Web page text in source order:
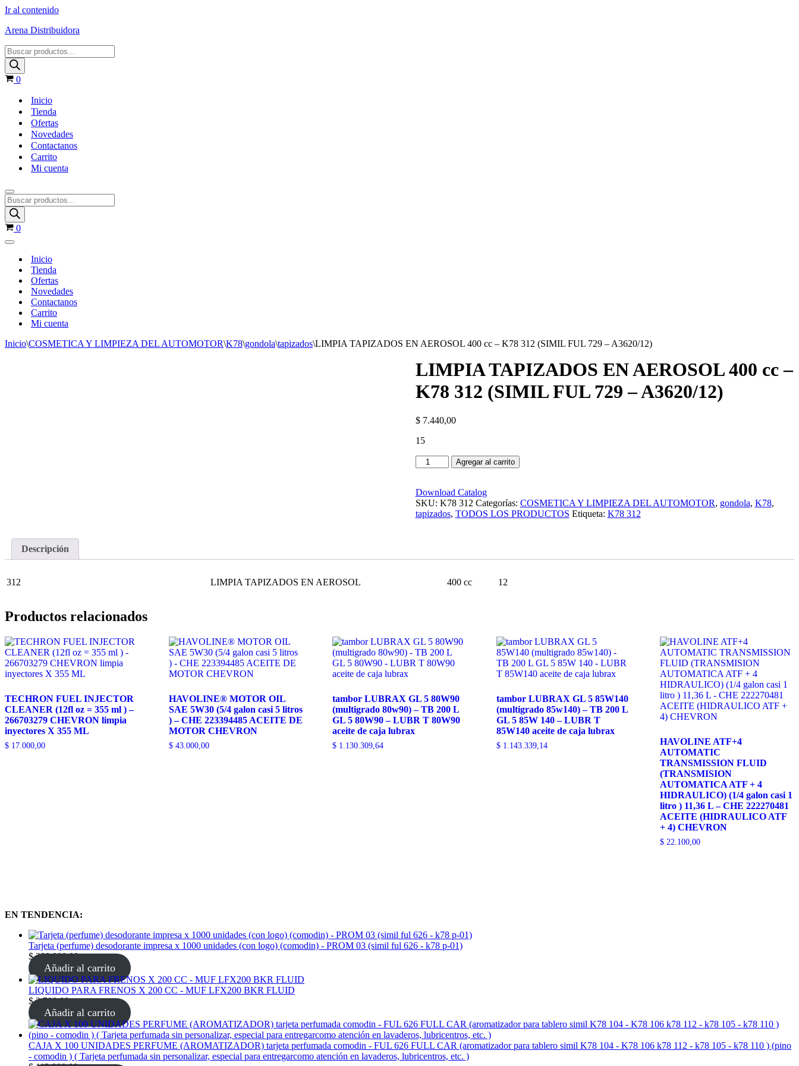
Ir al contenido
Arena Distribuidora
0
Inicio
Tienda
Ofertas
Novedades
Contactanos
Carrito
Mi cuenta
0
Inicio
Tienda
Ofertas
Novedades
Contactanos
Carrito
Mi cuenta
Inicio\COSMETICA Y LIMPIEZA DEL AUTOMOTOR\K78\gondola\tapizados\LIMPIA TAPIZADOS EN AEROSOL 400 cc – K78 312 (SIMIL FUL 729 – A3620/12)
LIMPIA TAPIZADOS EN AEROSOL 400 cc –
K78 312 (SIMIL FUL 729 – A3620/12)
$7.440,00
15
Agregar al carrito
Download Catalog
SKU: K78 312 Categorías: COSMETICA Y LIMPIEZA DEL AUTOMOTOR, gondola, K78,
tapizados, TODOS LOS PRODUCTOS Etiqueta: K78 312
Descripción
312 LIMPIA TAPIZADOS EN AEROSOL 400 cc 12
Productos relacionados
TECHRON FUEL INJECTOR
CLEANER (12fl oz = 355 ml ) –
266703279 CHEVRON limpia
inyectores X 355 ML
$ 17.000,00
HAVOLINE® MOTOR OIL
SAE 5W30 (5/4 galon casi 5 litros
) – CHE 223394485 ACEITE DE
MOTOR CHEVRON
$43.000,00
tambor LUBRAX GL 5 80W90
(multigrado 80w90) – TB 200 L
GL 5 80W90 – LUBR T 80W90
aceite de caja lubrax
$ 1.130.309,64
tambor LUBRAX GL 5 85W140
(multigrado 85w140) – TB 200 L
GL 5 85W 140 – LUBR T
85W140 aceite de caja lubrax
$1.143.339,14
HAVOLINE ATF+4
AUTOMATIC
TRANSMISSION FLUID
(TRANSMISION
AUTOMATICA ATF + 4
HIDRAULICO) (1/4 galon casi 1
litro ) 11,36 L – CHE 222270481
ACEITE (HIDRAULICO ATF
+ 4) CHEVRON
$ 22.100,00
EN TENDENCIA:
Tarjeta (perfume) desodorante impresa x 1000 unidades (con logo) (comodin) - PROM 03 (simil ful 626 - k78 p-01)
$380.000,00
Añadir al carrito
LIQUIDO PARA FRENOS X 200 CC - MUF LFX200 BKR FLUID
$2.500,00
Añadir al carrito
CAJA X 100 UNIDADES PERFUME (AROMATIZADOR) tarjeta perfumada comodin - FUL 626 FULL CAR (aromatizador para tablero simil K78 104 - K78 106 k78 112 - k78 105 - k78 110 ) (pino
- comodin ) ( Tarjeta perfumada sin personalizar, especial para entregarcomo atención en lavaderos, lubricentros, etc. )